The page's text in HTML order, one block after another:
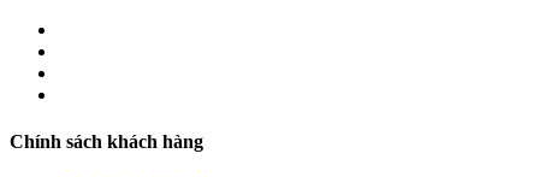
Chính sách khách hàng